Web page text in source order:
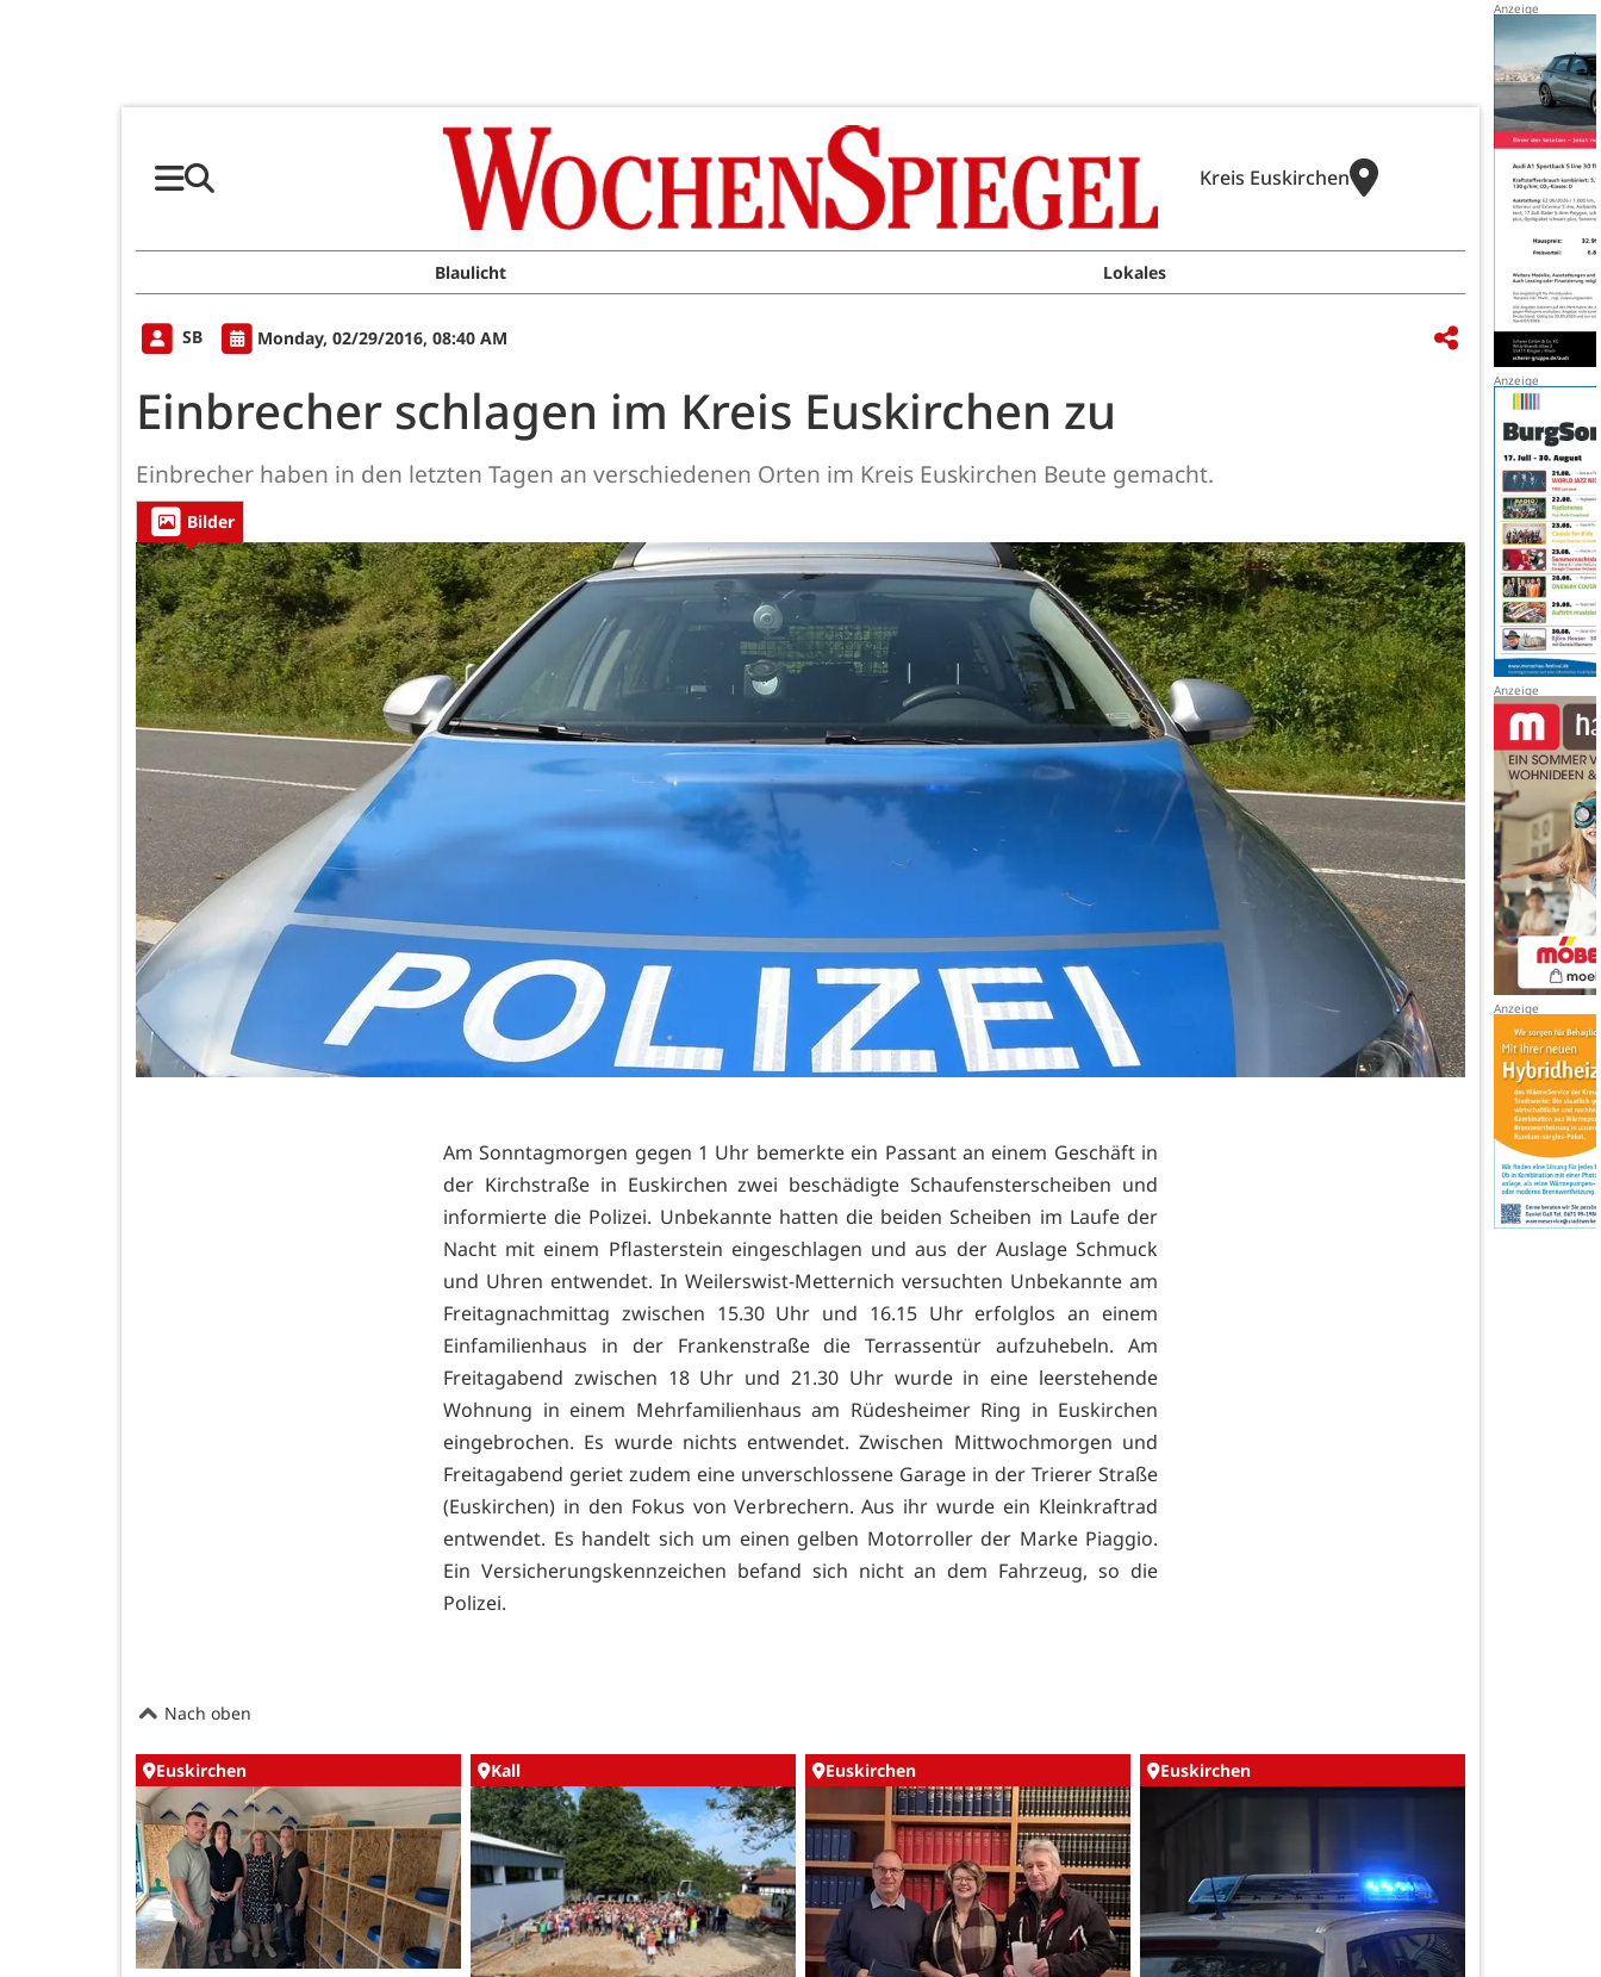
Kreis Euskirchen
Blaulicht Lokales
SB Monday, 02/29/2016, 08:40 AM
Einbrecher schlagen im Kreis Euskirchen zu
Einbrecher haben in den letzten Tagen an verschiedenen Orten im Kreis Euskirchen Beute gemacht.
Bilder
Am Sonntagmorgen gegen 1 Uhr bemerkte ein Passant an einem Geschäft in
der Kirchstraße in Euskirchen zwei beschädigte Schaufensterscheiben und
informierte die Polizei. Unbekannte hatten die beiden Scheiben im Laufe der
Nacht mit einem Pflasterstein eingeschlagen und aus der Auslage Schmuck
und Uhren entwendet. In Weilerswist-Metternich versuchten Unbekannte am
Freitagnachmittag zwischen 15.30 Uhr und 16.15 Uhr erfolglos an einem
Einfamilienhaus in der Frankenstraße die Terrassentür aufzuhebeln. Am
Freitagabend zwischen 18 Uhr und 21.30 Uhr wurde in eine leerstehende
Wohnung in einem Mehrfamilienhaus am Rüdesheimer Ring in Euskirchen
eingebrochen. Es wurde nichts entwendet. Zwischen Mittwochmorgen und
Freitagabend geriet zudem eine unverschlossene Garage in der Trierer Straße
(Euskirchen) in den Fokus von Verbrechern. Aus ihr wurde ein Kleinkraftrad
entwendet. Es handelt sich um einen gelben Motorroller der Marke Piaggio.
Ein Versicherungskennzeichen befand sich nicht an dem Fahrzeug, so die
Polizei.
Nach oben
Euskirchen Kall Euskirchen Euskirchen